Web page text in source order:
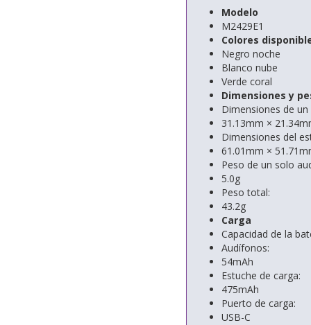
Modelo
M2429E1
Colores
Negro noche
Blanco nube
Verde coral
Dimensiones y
Dimensiones de
31.13mm ×
Dimensiones del
61.01mm ×
Peso de un solo
5.0g
Peso total:
43.2g
Carga
Capacidad de la
Audífonos:
54mAh
Estuche de carga:
475mAh
Puerto de carga:
USB-C